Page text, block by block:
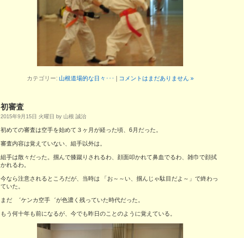
カテゴリー: 山根道場的な日々･･･ コメントはまだありません »
初審査
2015年9月15日 火曜日 by 山根 誠治
初めての審査は空手を始めて３ヶ月が経った頃、6月だった。
審査内容は覚えていない、組手以外は。
組手は散々だった。掴んで膝蹴りされるわ、顔面叩かれて鼻血でるわ、雑巾で顔拭
かれるわ。
今なら注意されるところだが、当時は 「お～～い、掴んじゃ駄目だよ～」で終わっ
ていた。
まだ ゛ケンカ空手゛が色濃く残っていた時代だった。
もう何十年も前になるが、今でも昨日のことのように覚えている。